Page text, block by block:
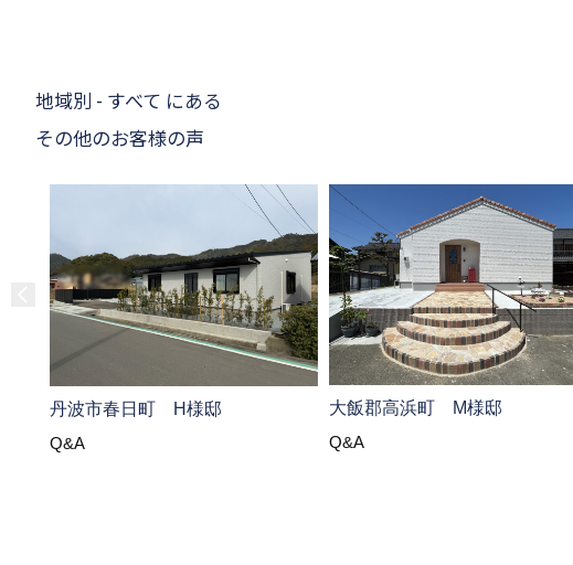
地域別 - すべて にある
その他のお客様の声
丹波市春日町 H様邸
Q&A
大飯郡高浜町 M様邸
Q&A